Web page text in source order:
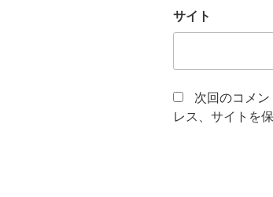
サイト
次回のコメ
レス、サイトを保